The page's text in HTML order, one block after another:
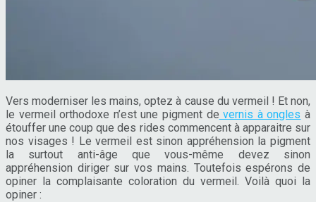
Vers moderniser les mains, optez à cause du vermeil ! Et non,
le vermeil orthodoxe n’est une pigment de vernis à ongles à
étouffer une coup que des rides commencent à apparaitre sur
nos visages ! Le vermeil est sinon appréhension la pigment
la surtout anti-âge que vous-même devez sinon
appréhension diriger sur vos mains. Toutefois espérons de
opiner la complaisante coloration du vermeil. Voilà quoi la
opiner :